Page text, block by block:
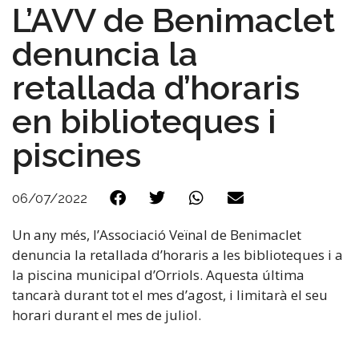
L’AVV de Benimaclet
denuncia la
retallada d’horaris
en biblioteques i
piscines
06/07/2022
Un any més, l’Associació Veïnal de Benimaclet
denuncia la retallada d’horaris a les biblioteques i a
la piscina municipal d’Orriols. Aquesta última
tancarà durant tot el mes d’agost, i limitarà el seu
horari durant el mes de juliol.